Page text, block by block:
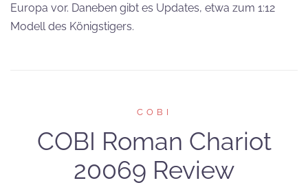
Europa vor. Daneben gibt es Updates, etwa zum 1:12
Modell des Königstigers.
COBI
COBI Roman Chariot
20069 Review